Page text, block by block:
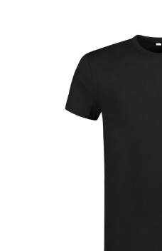
Outdoor & Vrije tijd
Pennen & Schrijfwaren
Tassen & Reizen
Gezondheid & Welzijn